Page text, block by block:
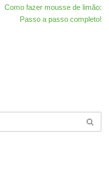
Como fazer mousse de limão:
Passo a passo completo!